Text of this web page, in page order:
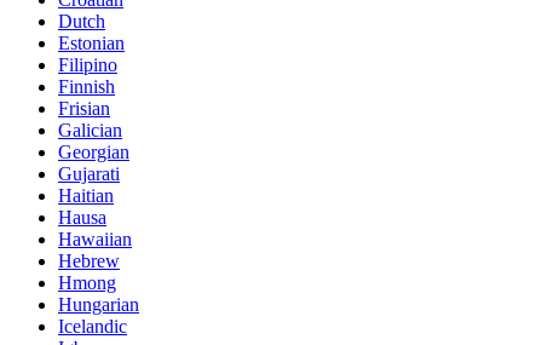
Dutch
Estonian
Filipino
Finnish
Frisian
Galician
Georgian
Gujarati
Haitian
Hausa
Hawaiian
Hebrew
Hmong
Hungarian
Icelandic